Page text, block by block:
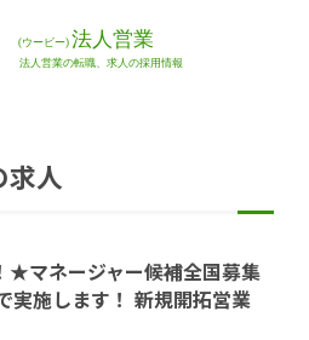
人
★マネージャー候補全国募集
実施します！ 新規開拓営業